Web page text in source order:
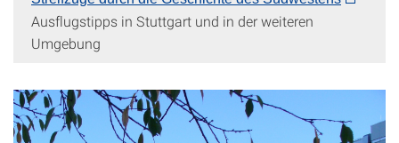
Ausflugstipps in Stuttgart und in der weiteren
Umgebung